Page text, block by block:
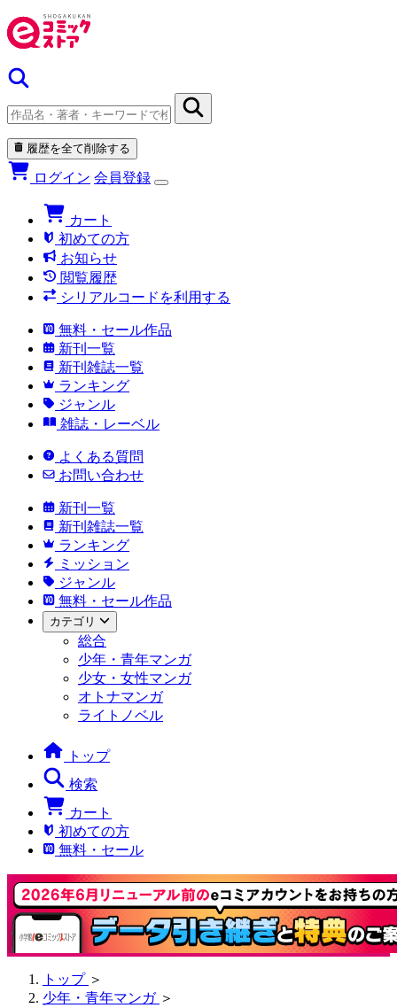
履歴を全て削除する
ログイン 会員登録
カート
初めての方
お知らせ
閲覧履歴
シリアルコードを利用する
無料・セール作品
新刊一覧
新刊雑誌一覧
ランキング
ジャンル
雑誌・レーベル
よくある質問
お問い合わせ
新刊一覧
新刊雑誌一覧
ランキング
ミッション
ジャンル
無料・セール作品
カテゴリ
総合
少年・青年マンガ
少女・女性マンガ
オトナマンガ
ライトノベル
トップ
検索
カート
初めての方
無料・セール
トップ ＞
少年・青年マンガ ＞